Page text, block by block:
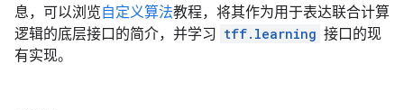
息，可以浏览自定义算法教程，将其作为用于表达联合计算
逻辑的底层接口的简介，并学习 tff.learning 接口的现
有实现。